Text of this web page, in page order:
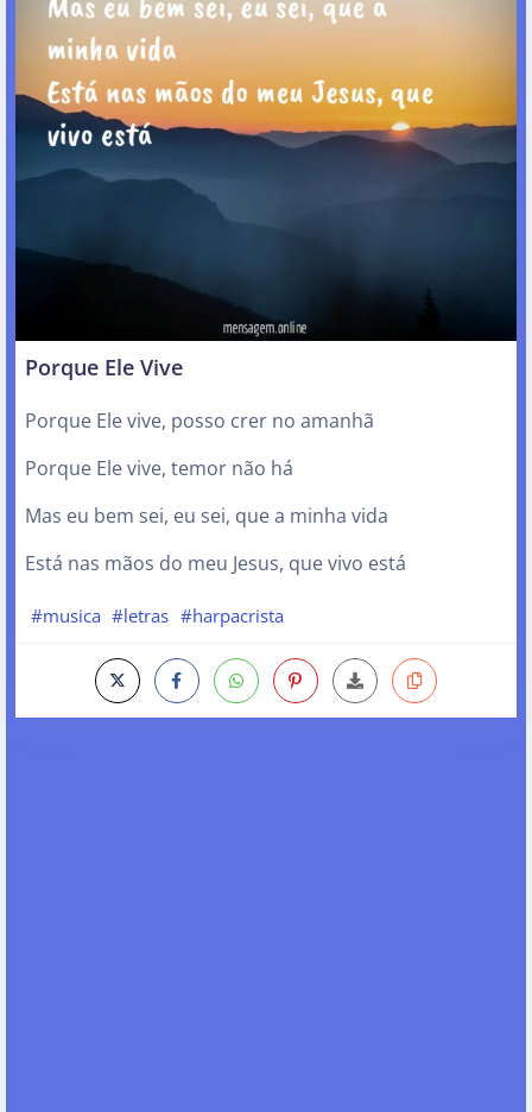
Porque Ele Vive
Porque Ele vive, posso crer no amanhã
Porque Ele vive, temor não há
Mas eu bem sei, eu sei, que a minha vida
Está nas mãos do meu Jesus, que vivo está
#musica #letras #harpacrista